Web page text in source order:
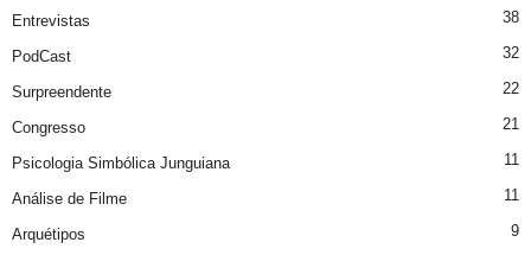
Entrevistas 38
PodCast 32
Surpreendente 22
Congresso 21
Psicologia Simbólica Junguiana 11
Análise de Filme 11
Arquétipos 9